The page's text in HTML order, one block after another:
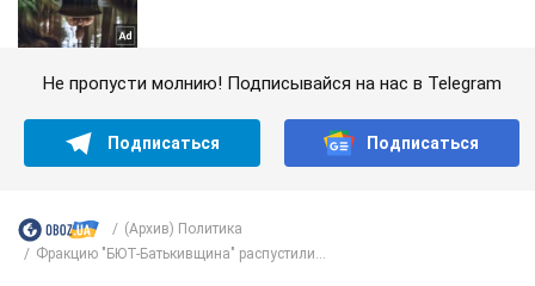
Не пропусти молнию! Подписывайся на нас в Telegram
Подписаться Подписаться
(Архив) Политика
Фракцию "БЮТ-Батькивщина" распустили...